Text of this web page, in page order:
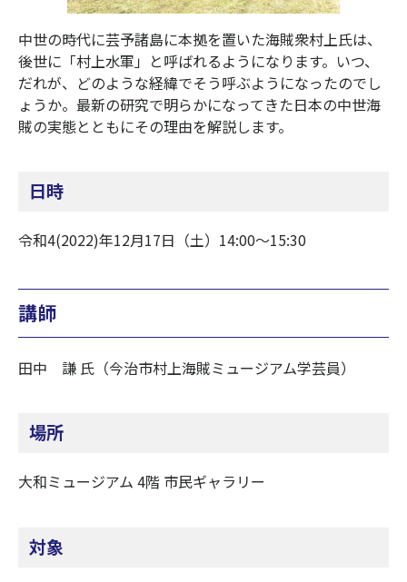
中世の時代に芸予諸島に本拠を置いた海賊衆村上氏は、
後世に「村上水軍」と呼ばれるようになります。いつ、
だれが、どのような経緯でそう呼ぶようになったのでし
ょうか。最新の研究で明らかになってきた日本の中世海
賊の実態とともにその理由を解説します。
日時
令和4(2022)年12月17日（土）14:00～15:30
講師
田中 謙 氏（今治市村上海賊ミュージアム学芸員）
場所
大和ミュージアム 4階 市民ギャラリー
対象